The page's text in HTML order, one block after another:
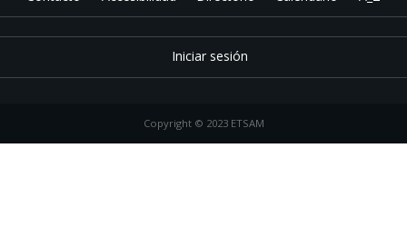
Iniciar sesión
Copyright © 2023 ETSAM